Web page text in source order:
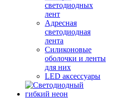
светодиодных
лент
Адресная
светодиодная
лента
Силиконовые
оболочки и ленты
для них
LED аксессуары